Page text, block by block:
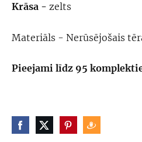
Krāsa - zelts
Materiāls - Nerūsējošais
Pieejami līdz 95